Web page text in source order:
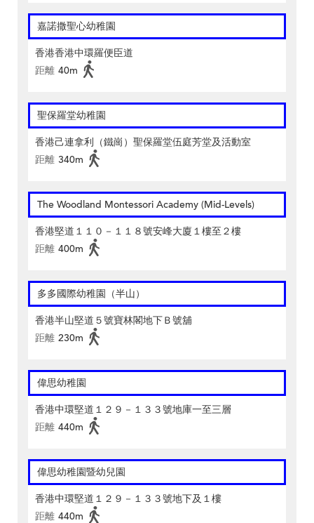
嘉諾撒聖心幼稚園
香港香港中環羅便臣道
距離 40m
聖保羅堂幼稚園
香港己連拿利（鐵崗）聖保羅堂伍庭芳堂及活動室
距離 340m
The Woodland Montessori Academy (Mid-Levels)
香港堅道１１０－１１８號安峰大廈１樓至２樓
距離 400m
多多國際幼稚園（半山）
香港半山堅道５號寶林閣地下Ｂ號舖
距離 230m
偉思幼稚園
香港中環堅道１２９－１３３號地庫一至三層
距離 440m
偉思幼稚園暨幼兒園
香港中環堅道１２９－１３３號地下及１樓
距離 440m